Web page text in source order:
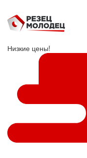
Низкие цены!